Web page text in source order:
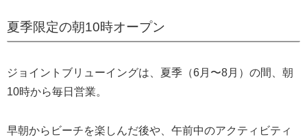
夏季限定の朝10時オープン
ジョイントブリューイングは、夏季（6月〜8月）の間、朝
10時から毎日営業。
早朝からビーチを楽しんだ後や、午前中のアクティビティ